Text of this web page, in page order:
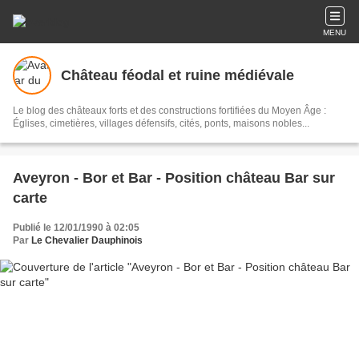
MENU
Château féodal et ruine médiévale
Le blog des châteaux forts et des constructions fortifiées du Moyen Âge :
Églises, cimetières, villages défensifs, cités, ponts, maisons nobles...
Aveyron - Bor et Bar - Position château Bar sur
carte
Publié le 12/01/1990 à 02:05
Par Le Chevalier Dauphinois